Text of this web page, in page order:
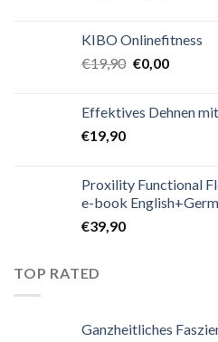
KIBO Onlinefitness
€19,90 €0,00
Effektives Dehnen
€19,90
Proxility Functional
e-book
€39,90
TOP RATED
Ganzheitliches